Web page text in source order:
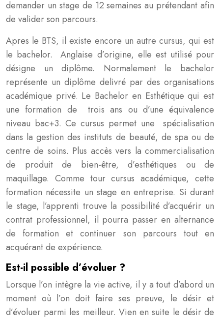
demander un stage de 12 semaines au prétendant afin
de valider son parcours.
Apres le BTS, il existe encore un autre cursus, qui est
le bachelor. Anglaise d’origine, elle est utilisé pour
désigne un diplôme. Normalement le bachelor
représente un diplôme delivré par des organisations
académique privé. Le Bachelor en Esthétique qui est
une formation de trois ans ou d’une équivalence
niveau bac+3. Ce cursus permet une spécialisation
dans la gestion des instituts de beauté, de spa ou de
centre de soins. Plus accès vers la commercialisation
de produit de bien-être, d’esthétiques ou de
maquillage. Comme tour cursus académique, cette
formation nécessite un stage en entreprise. Si durant
le stage, l’apprenti trouve la possibilité d’acquérir un
contrat professionnel, il pourra passer en alternance
de formation et continuer son parcours tout en
acquérant de expérience.
Est-il possible d’évoluer ?
Lorsque l’on intègre la vie active, il y a tout d’abord un
moment où l’on doit faire ses preuve, le désir et
d’évoluer parmi les meilleur. Vien en suite le désir de